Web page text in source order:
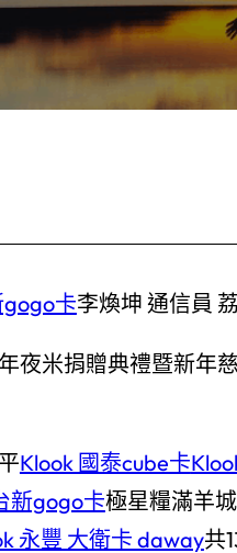
gogo卡李煥坤 通信員
夜米捐贈典禮暨新年
Klook 國泰cube卡
新gogo卡極星糧滿羊
永豐 大衛卡 daway共